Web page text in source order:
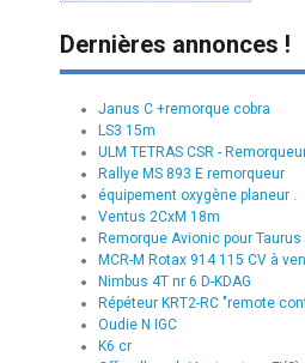
Dernières annonces !
Janus C +remorque cobra
LS3 15m
ULM TETRAS CSR -
Rallye MS 893 E remorqueur
équipement oxygène planeur .
Ventus 2CxM 18m
Remorque Avionic pour Taurus
MCR-M Rotax 914 115 CV à
Nimbus 4T nr 6 D-KDAG
Répéteur KRT2-RC "remote
Oudie N IGC
K6 cr